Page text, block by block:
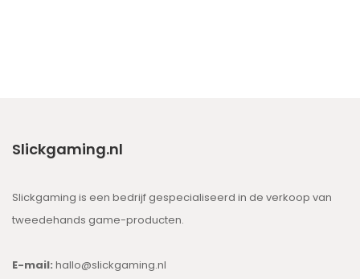
Slickgaming.nl
Slickgaming is een bedrijf gespecialiseerd in de verkoop van
tweedehands game-producten.
E-mail: hallo@slickgaming.nl